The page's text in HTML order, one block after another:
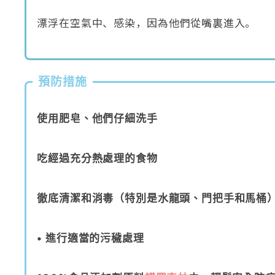
漂浮在空氣中、感染，因為他們從嘴裏進入。
預防措施
使用肥皂、他們仔細洗手
吃經過充分熱處理的食物
徹底清潔和消毒（特別是水龍頭、門把手和馬桶
• 進行適當的污穢處理